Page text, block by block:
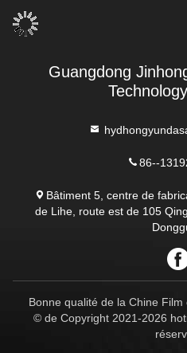
Guangdong
86--
Bâtiment 5, centre de
de Lihe, route est de 105
Bonne qualité de la Chine
© de Copyright 2021-2026